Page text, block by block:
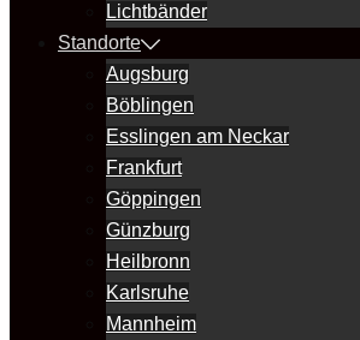
Lichtbänder
Standorte
Augsburg
Böblingen
Esslingen am Neckar
Frankfurt
Göppingen
Günzburg
Heilbronn
Karlsruhe
Mannheim